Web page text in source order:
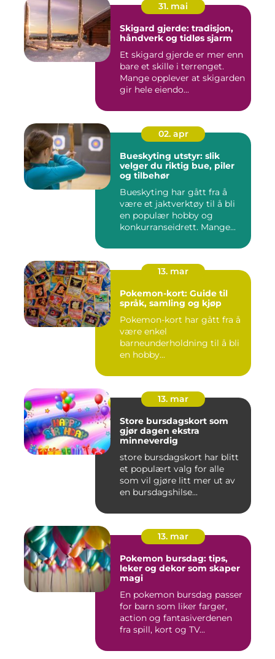
31. mai
Skigard gjerde: tradisjon,
håndverk og tidløs sjarm
Et skigard gjerde er mer enn
bare et skille i terrenget.
Mange opplever at skigarden
gir hele eiendo...
02. apr
Bueskyting utstyr: slik
velger du riktig bue, piler
og tilbehør
Bueskyting har gått fra å
være et jaktverktøy til å bli
en populær hobby og
konkurranseidrett. Mange...
13. mar
Pokemon-kort: Guide til
språk, samling og kjøp
Pokemon-kort har gått fra å
være enkel
barneunderholdning til å bli
en hobby...
13. mar
Store bursdagskort som
gjør dagen ekstra
minneverdig
store bursdagskort har blitt
et populært valg for alle
som vil gjøre litt mer ut av
en bursdagshilse...
13. mar
Pokemon bursdag: tips,
leker og dekor som skaper
magi
En pokemon bursdag passer
for barn som liker farger,
action og fantasiverdenen
fra spill, kort og TV...